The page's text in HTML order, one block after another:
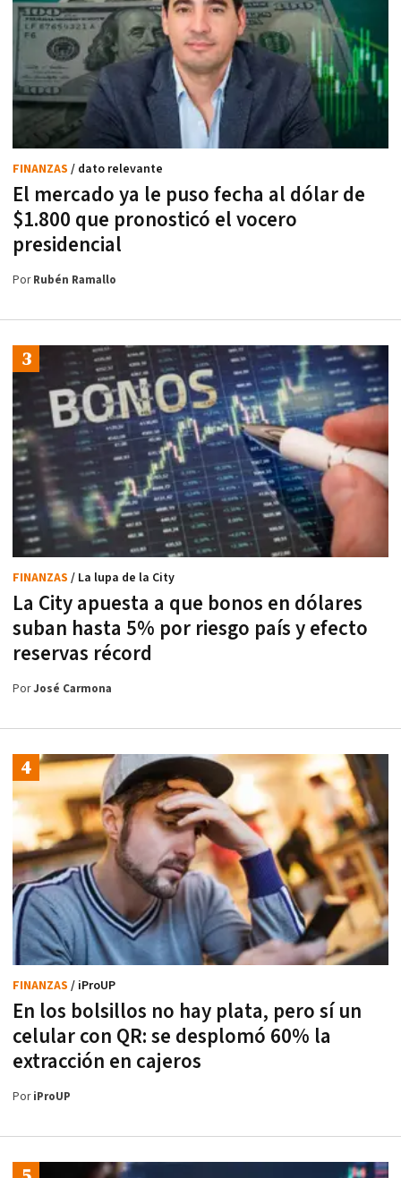
El mercado ya le puso fecha al dólar de
$1.800 que pronosticó el vocero
presidencial
FINANZAS / dato relevante
PorRubén Ramallo
La City apuesta a que bonos en dólares
suban hasta 5% por riesgo país y efecto
reservas récord
FINANZAS / La lupa de la City
PorJosé Carmona
En los bolsillos no hay plata, pero sí un
celular con QR: se desplomó 60% la
extracción en cajeros
FINANZAS / iProUP
PoriProUP